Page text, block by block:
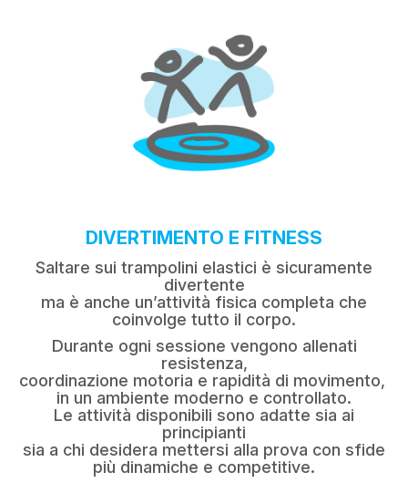
DIVERTIMENTO E FITNESS
Saltare sui trampolini elastici è sicuramente
divertente
ma è anche un’attività fisica completa che
coinvolge tutto il corpo.
Durante ogni sessione vengono allenati
resistenza,
coordinazione motoria e rapidità di movimento,
in un ambiente moderno e controllato.
Le attività disponibili sono adatte sia ai
principianti
sia a chi desidera mettersi alla prova con sfide
più dinamiche e competitive.